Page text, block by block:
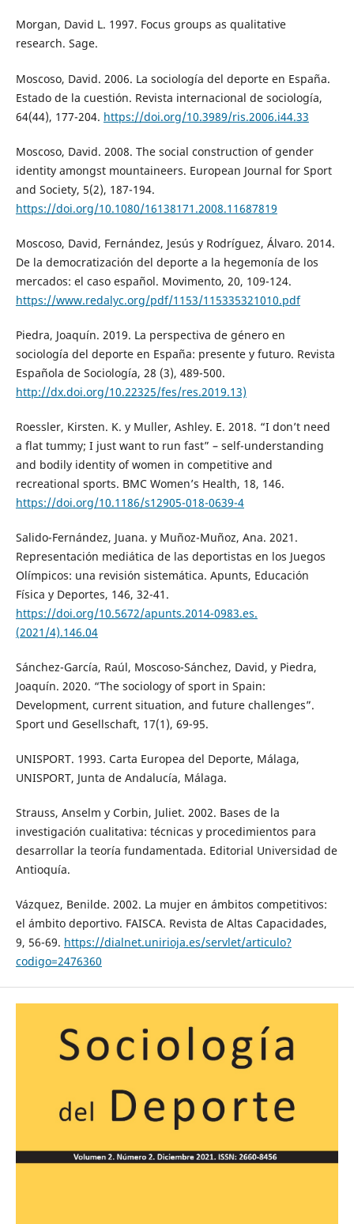
Morgan, David L. 1997. Focus groups as qualitative
research. Sage.
Moscoso, David. 2006. La sociología del deporte en España.
Estado de la cuestión. Revista internacional de sociología,
64(44), 177-204. https://doi.org/10.3989/ris.2006.i44.33
Moscoso, David. 2008. The social construction of gender
identity amongst mountaineers. European Journal for Sport
and Society, 5(2), 187-194.
https://doi.org/10.1080/16138171.2008.11687819
Moscoso, David, Fernández, Jesús y Rodríguez, Álvaro. 2014.
De la democratización del deporte a la hegemonía de los
mercados: el caso español. Movimento, 20, 109-124.
https://www.redalyc.org/pdf/1153/115335321010.pdf
Piedra, Joaquín. 2019. La perspectiva de género en
sociología del deporte en España: presente y futuro. Revista
Española de Sociología, 28 (3), 489-500.
http://dx.doi.org/10.22325/fes/res.2019.13)
Roessler, Kirsten. K. y Muller, Ashley. E. 2018. “I don’t need
a flat tummy; I just want to run fast” – self-understanding
and bodily identity of women in competitive and
recreational sports. BMC Women’s Health, 18, 146.
https://doi.org/10.1186/s12905-018-0639-4
Salido-Fernández, Juana. y Muñoz-Muñoz, Ana. 2021.
Representación mediática de las deportistas en los Juegos
Olímpicos: una revisión sistemática. Apunts, Educación
Física y Deportes, 146, 32-41.
https://doi.org/10.5672/apunts.2014-0983.es.
(2021/4).146.04
Sánchez-García, Raúl, Moscoso-Sánchez, David, y Piedra,
Joaquín. 2020. “The sociology of sport in Spain:
Development, current situation, and future challenges”.
Sport und Gesellschaft, 17(1), 69-95.
UNISPORT. 1993. Carta Europea del Deporte, Málaga,
UNISPORT, Junta de Andalucía, Málaga.
Strauss, Anselm y Corbin, Juliet. 2002. Bases de la
investigación cualitativa: técnicas y procedimientos para
desarrollar la teoría fundamentada. Editorial Universidad de
Antioquía.
Vázquez, Benilde. 2002. La mujer en ámbitos competitivos:
el ámbito deportivo. FAISCA. Revista de Altas Capacidades,
9, 56-69. https://dialnet.unirioja.es/servlet/articulo?
codigo=2476360